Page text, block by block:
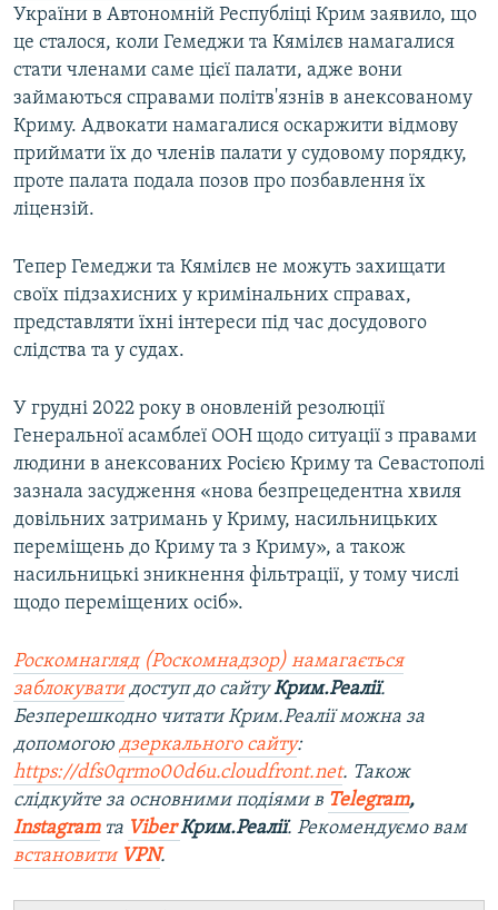
України в Автономній Республіці Крим заявило, що
це сталося, коли Гемеджи та Кямілєв намагалися
стати членами саме цієї палати, адже вони
займаються справами політв'язнів в анексованому
Криму. Адвокати намагалися оскаржити відмову
приймати їх до членів палати у судовому порядку,
проте палата подала позов про позбавлення їх
ліцензій.
Тепер Гемеджи та Кямілєв не можуть захищати
своїх підзахисних у кримінальних справах,
представляти їхні інтереси під час досудового
слідства та у судах.
У грудні 2022 року в оновленій резолюції
Генеральної асамблеї ООН щодо ситуації з правами
людини в анексованих Росією Криму та Севастополі
зазнала засудження «нова безпрецедентна хвиля
довільних затримань у Криму, насильницьких
переміщень до Криму та з Криму», а також
насильницькі зникнення фільтрації, у тому числі
щодо переміщених осіб».
Роскомнагляд (Роскомнадзор) намагається
заблокуватидоступ до сайтуКрим.Реалії.
Безперешкодно читати Крим.Реалії можна за
допомогою дзеркального сайту:
https://dfs0qrmo00d6u.cloudfront.net. Також
слідкуйте за основними подіями в Telegram,
Instagramта ViberКрим.Реалії. Рекомендуємо вам
встановити VPN.